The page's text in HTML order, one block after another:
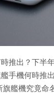
推出？下半
手機何時推
旗艦機究竟命